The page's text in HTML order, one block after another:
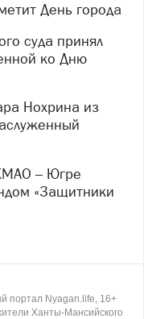
День города
ко Дню
«Защитники
портал Nyagan.life, 16+
Ханты-Мансийского